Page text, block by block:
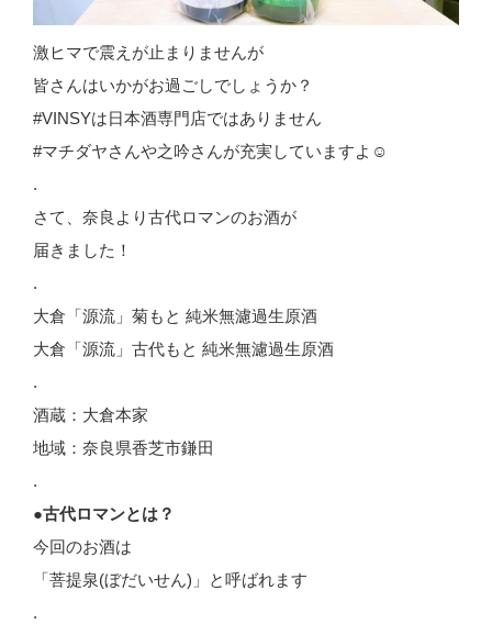
激ヒマで震えが止まりませんが
皆さんはいかがお過ごしでしょうか？
#VINSYは日本酒専門店ではありません
#マチダヤさんや之吟さんが充実していますよ☺
.
さて、奈良より古代ロマンのお酒が
届きました！
.
大倉「源流」菊もと 純米無濾過生原酒
大倉「源流」古代もと 純米無濾過生原酒
.
酒蔵：大倉本家
地域：奈良県香芝市鎌田
.
●古代ロマンとは？
今回のお酒は
「菩提泉(ぼだいせん)」と呼ばれます
.